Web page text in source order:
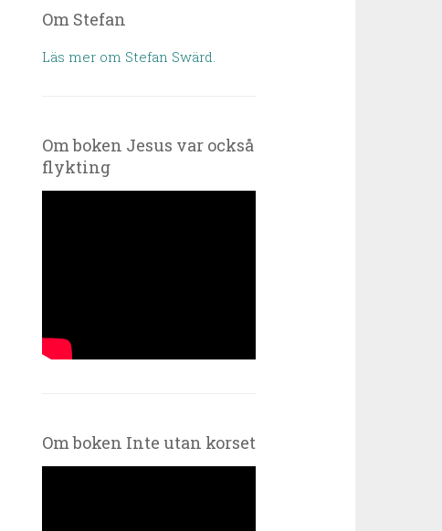
Om Stefan
Läs mer om Stefan Swärd.
Om boken Jesus var också
flykting
Om boken Inte utan korset